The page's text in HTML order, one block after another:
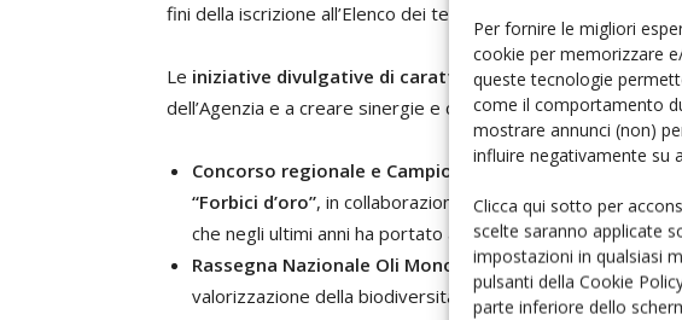
Per fornire le migliori
cookie per memorizzare
queste tecnologie
come il comportamento
mostrare annunci (non)
influire negativamente su
Clicca qui sotto per
scelte saranno applicate
impostazioni in qualsiasi
pulsanti della Cookie
parte inferiore dello
fini della iscrizione all’Elenco dei tecnici ed esperti
Le iniziative divulgative di carattere nazionale
dell’Agenzia e a creare sinergie e comunione di intenti con
Concorso regionale e Campionato nazionale potatura
“Forbici d’oro”, in collaborazione con Rete di
che negli ultimi anni ha portato anche al coinvolgimento
Rassegna Nazionale Oli Monovarietali(in collaborazione
valorizzazione della biodiversità olivicola italiana, chenel